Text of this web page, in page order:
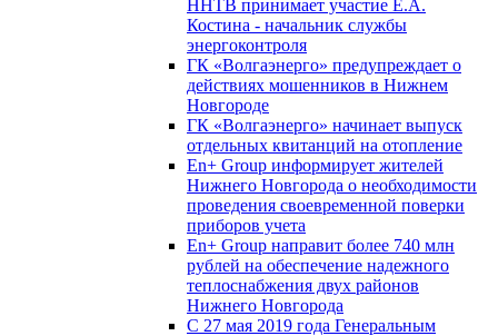
ННТВ принимает участие Е.А.
Костина - начальник службы
энергоконтроля
ГК «Волгаэнерго» предупреждает о
действиях мошенников в Нижнем
Новгороде
ГК «Волгаэнерго» начинает выпуск
отдельных квитанций на отопление
En+ Group информирует жителей
Нижнего Новгорода о необходимости
проведения своевременной поверки
приборов учета
En+ Group направит более 740 млн
рублей на обеспечение надежного
теплоснабжения двух районов
Нижнего Новгорода
С 27 мая 2019 года Генеральным